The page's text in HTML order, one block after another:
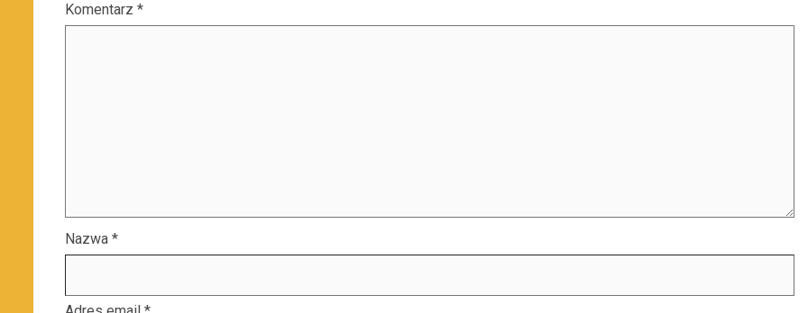
Komentarz *
Nazwa *